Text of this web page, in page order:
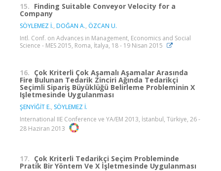
15. Finding Suitable Conveyor Velocity for a
Company
SÖYLEMEZ İ., DOĞAN A., ÖZCAN U.
Intl. Conf. on Advances in Management, Economics and Social
Science - MES 2015, Roma, İtalya, 18 - 19 Nisan 2015
16. Çok Kriterli Çok Aşamalı Aşamalar Arasında
Fire Bulunan Tedarik Zinciri Ağında Tedarikçi
Seçimli Sipariş Büyüklüğü Belirleme Probleminin X
Işletmesinde Uygulanması
ŞENYİĞİT E., SÖYLEMEZ İ.
International IIE Conference ve YA/EM 2013, İstanbul, Türkiye, 26 -
28 Haziran 2013
17. Çok Kriterli Tedarikçi Seçim Probleminde
Pratik Bir Yöntem Ve X İşletmesinde Uygulanması